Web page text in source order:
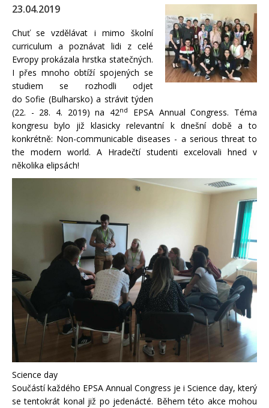
23.04.2019
Chuť se vzdělávat i mimo školní
curriculum a poznávat lidi z celé
Evropy prokázala hrstka statečných.
I přes mnoho obtíží spojených se
studiem se rozhodli odjet
do Sofie (Bulharsko) a strávit týden
(22. - 28. 4. 2019) na 42nd
EPSA Annual Congress. Téma
kongresu bylo již klasicky relevantní k dnešní době a to
konkrétně: Non-communicable diseases - a serious threat to
the modern world. A Hradečtí studenti excelovali hned v
několika elipsách!
Science day
Součástí každého EPSA Annual Congress je i Science day, který
se tentokrát konal již po jedenácté. Během této akce mohou